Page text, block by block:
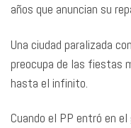
años que anuncian su
Una ciudad paralizada
preocupa de las fiestas
hasta el infinito.
Cuando el PP entró en